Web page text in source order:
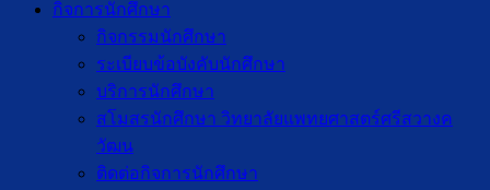
กิจการนักศึกษา
กิจกรรมนักศึกษา
ระเบียบข้อบังคับนักศึกษา
บริการนักศึกษา
สโมสรนักศึกษา วิทยาลัยแพทยศาสตร์ศรีสวางค
วัฒน
ติดต่อกิจการนักศึกษา